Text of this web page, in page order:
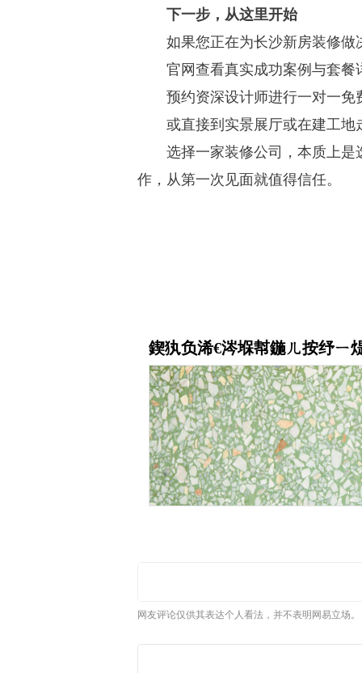
下一步，从这里开始
如果您正在为长沙新房装修
官网查看真实成功案例与套餐
预约资深设计师进行一对一
或直接到实景展厅或在建工
选择一家装修公司，本质上
作，从第一次见面就值得信任。
网友评论仅供其表达个人看法，并不表明网易立场。